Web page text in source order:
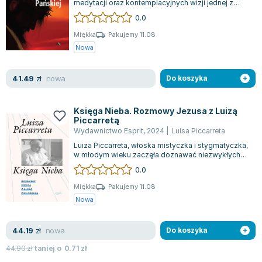
Zygmunt Freud
Agata Passent
Michel Moran
Katarzyna Miller
Lew Tołstoj
Mark Twain
Marcin Meller
Paulina Młynarska
ks. Piotr Pawlukiewicz
Jarosław Sokołowski
Piotr Semka
Jarosław Iwaszkiewicz
medytacji oraz kontemplacyjnych wizji jednej z
wybitnych mistyczek współczesności....
0.0
Miękka
Pakujemy 11.08
Nowa
41.49 zł nowa Do koszyka
Księga Nieba. Rozmowy Jezusa z Luizą
Piccarretą
Wydawnictwo Esprit, 2024
Luisa Piccarreta
Luiza Piccarreta, włoska mistyczka i stygmatyczka,
w młodym wieku zaczęła doznawać niezwykłych
wizji, które w znaczący sposób wpły...
0.0
Miękka
Pakujemy 11.08
Nowa
44.19 zł nowa
44.90złtaniej o 0.71 zł
Do koszyka